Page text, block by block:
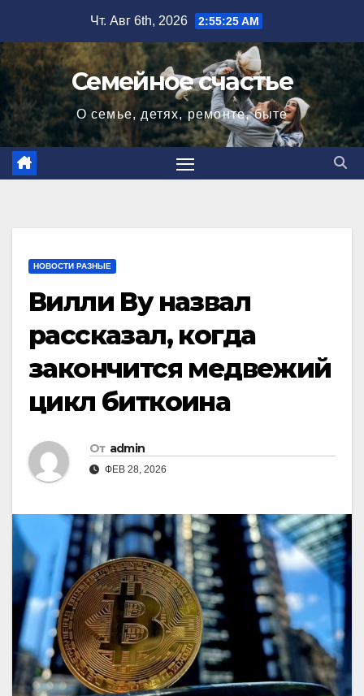
содержимому
Чт. Авг 6th, 2026 2:55:26 AM
Семейное счастье
О семье, детях, ремонте, быте
НОВОСТИ РАЗНЫЕ
Вилли Ву назвал
рассказал, когда
закончится медвежий
цикл биткоина
От admin
ФЕВ 28, 2026